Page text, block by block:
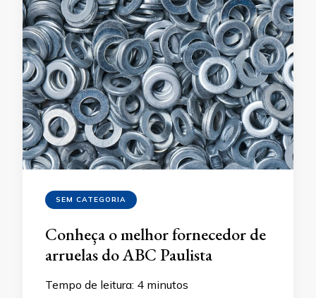
SEM CATEGORIA
Conheça o melhor fornecedor de
arruelas do ABC Paulista
Tempo de leitura: 4 minutos